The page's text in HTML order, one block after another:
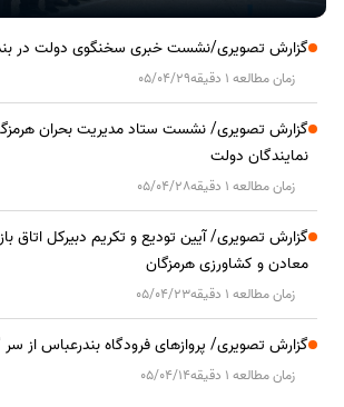
گزارش تصویری/نشست خبری سخنگوی دولت در
زمان مطالعه 1 دقیقه 05/04/29
گزارش تصویری/ نشست ستاد مدیریت بحران
نمایندگان دولت
زمان مطالعه 1 دقیقه 05/04/28
گزارش تصویری/ آیین تودیع و تکریم دبیرکل اتاق
معادن و کشاورزی هرمزگان
زمان مطالعه 1 دقیقه 05/04/23
گزارش تصویری/ پروازهای فرودگاه بندرعباس از
زمان مطالعه 1 دقیقه 05/04/14